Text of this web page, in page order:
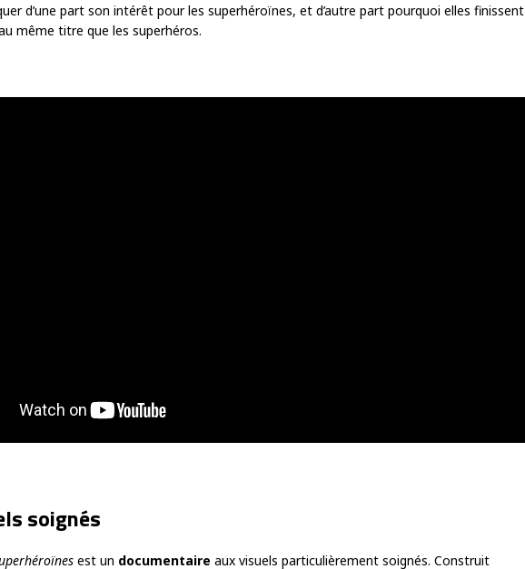
d’une part son intérêt pour les superhéroïnes, et d’autre part pourquoi elles finissent
même titre que les superhéros.
soignés
est un documentaire aux visuels particulièrement soignés. Construit